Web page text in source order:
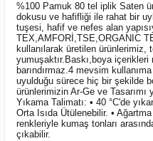
%100 Pamuk 80 tel iplik Saten
dokusu ve hafifliği ile rahat bir
tuşesi, hafif ve nefes alan
TEX,AMFORİ,TSE,ORGANIC
kullanılarak üretilen ürünlerimiz,
yumuşaktır.Baskı,boya
barındırmaz.4 mevsim
uyulduğu sürece hiç bir şekilde
ürünlerimizin Ar-Ge ve Tasarımı
Yıkama Talimatı: • 40 °C'de
Orta Isıda Ütülenebilir. •
renkleriyle kumaş tonları
çıkabilir.